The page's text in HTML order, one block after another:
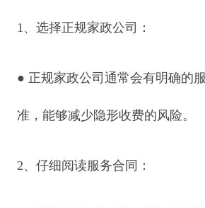
1、选择正规家政公司：
● 正规家政公司通常会有明确的
准，能够减少隐形收费的风险。
2、仔细阅读服务合同：